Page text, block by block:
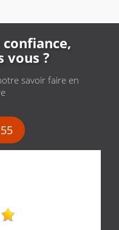
vous ?
savoir faire en